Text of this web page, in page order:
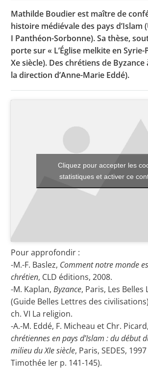
Toutes les actualités
Les rendez-vous de
Concours de
Concours scolaires
Critique d’ouvrages
Culture
Mathilde Boudier est maître de
histoire médiévale des pays d’Islam
I Panthéon-Sorbonne). Sa thèse,
porte sur « L’Église melkite en Syrie-
Xe siècle). Des chrétiens de Byzance
la direction d’Anne-Marie Eddé).
Cliquez pour accepter les
statistiques et activer ce
Pour approfondir :
-M.-F. Baslez, Comment notre monde
chrétien, CLD éditions, 2008.
-M. Kaplan,Byzance, Paris, Les Belles
(Guide Belles Lettres des
ch. VI La religion.
-A.-M. Eddé, F. Micheau et Chr. Picard,
chrétiennes en pays d’Islam : du début
milieu du XIe siècle, Paris, SEDES,
Timothée Ier p. 141-145).